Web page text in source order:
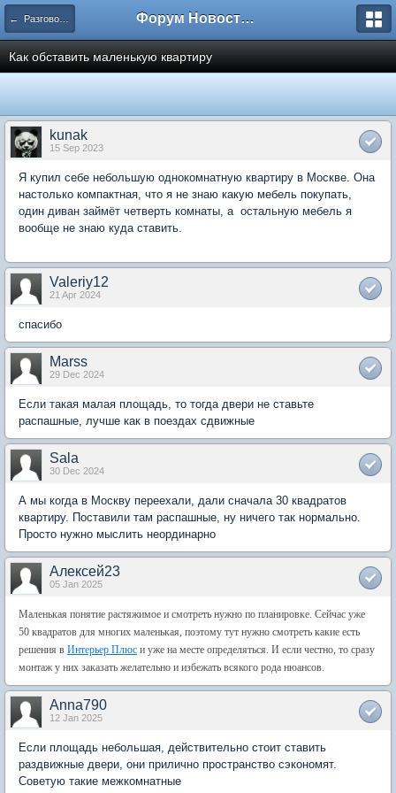
← Разговоры обо всем Форум Новостройки
Как обставить маленькую квартиру
kunak
15 Sep 2023
Я купил себе небольшую однокомнатную квартиру в Москве. Она
настолько компактная, что я не знаю какую мебель покупать,
один диван займёт четверть комнаты, а остальную мебель я
вообще не знаю куда ставить.
Valeriy12
21 Apr 2024
спасибо
Marss
29 Dec 2024
Если такая малая площадь, то тогда двери не ставьте
распашные, лучше как в поездах сдвижные
Sala
30 Dec 2024
А мы когда в Москву переехали, дали сначала 30 квадратов
квартиру. Поставили там распашные, ну ничего так нормально.
Просто нужно мыслить неординарно
Алексей23
05 Jan 2025
Маленькая понятие растяжимое и смотреть нужно по планировке. Сейчас уже
50 квадратов для многих маленькая, поэтому тут нужно смотреть какие есть
решения в Интерьер Плюс и уже на месте определяться. И если честно, то сразу
монтаж у них заказать желательно и избежать всякого рода нюансов.
Anna790
12 Jan 2025
Если площадь небольшая, действительно стоит ставить
раздвижные двери, они прилично пространство сэкономят.
Советую такие межкомнатные